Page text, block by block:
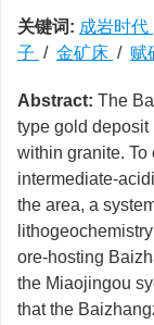
关键词: 成岩时代
子 / 金矿床 / 赋
Abstract: The
type gold deposit
within granite.
intermediate-
the area, a
ore-hosting
the Miaojingou
that the